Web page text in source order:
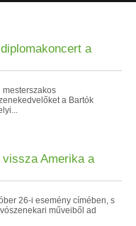
a
mesterszakos
a Bartók
Amerika a
26-i esemény címében, s
műveiből ad